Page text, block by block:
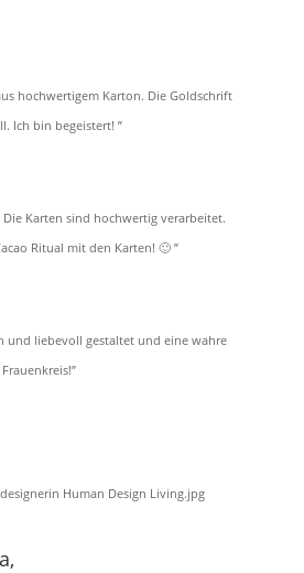
hochwertigem Karton. Die Goldschrift
Ich bin begeistert! ”
Die Karten sind hochwertig verarbeitet.
Ritual mit den Karten! 🙂 ”
und liebevoll gestaltet und eine wahre